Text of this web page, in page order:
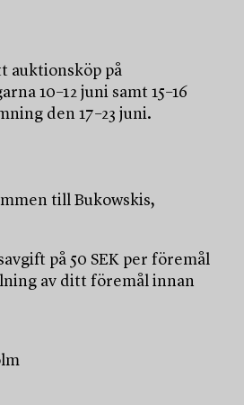
auktionsköp på
10–12 juni samt 15–16
den 17–23 juni.
till Bukowskis,
på 50 SEK per föremål
av ditt föremål innan